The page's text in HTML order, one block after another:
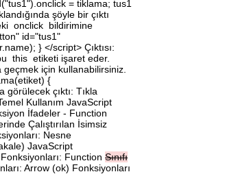
= tiklama; tus1
şöyle bir çıktı
onclick bildirimine
id="tus1"
} </script> Çıktısı:
this etiketi işaret eder.
için kullanabilirsiniz.
{
çıktı: Tıkla
Kullanım JavaScript
İfadeler - Function
Çalıştırılan İsimsiz
Nesne
JavaScript
Function Sınıfı
Arrow (ok) Fonksiyonları